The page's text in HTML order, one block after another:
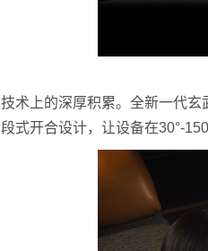
上的深厚积累。全新一代玄
式开合设计，让设备在30°-